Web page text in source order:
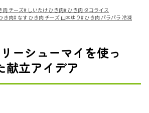
肉 チーズ# しいたけ ひき肉# ひき肉 タコライス
き肉# なす ひき肉 チーズ 山本ゆり# ひき肉 パラパラ 冷凍
ーシューマイを使っ
献立アイデア